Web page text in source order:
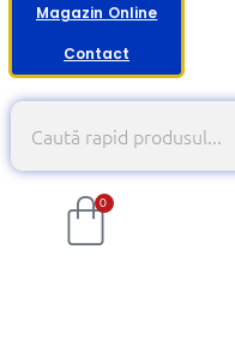
Magazin Online
Contact
0